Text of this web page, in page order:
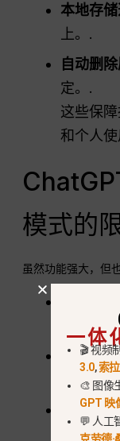
本地存
上。.
自动删
定。.
这些保
和个人
模式的
虽然功能强大，但
后生成
无扬声
个发言
平台限制
一体
🎬 视频
3.0,索
🎨 图像
GPT 映
💬 人工
克劳德·